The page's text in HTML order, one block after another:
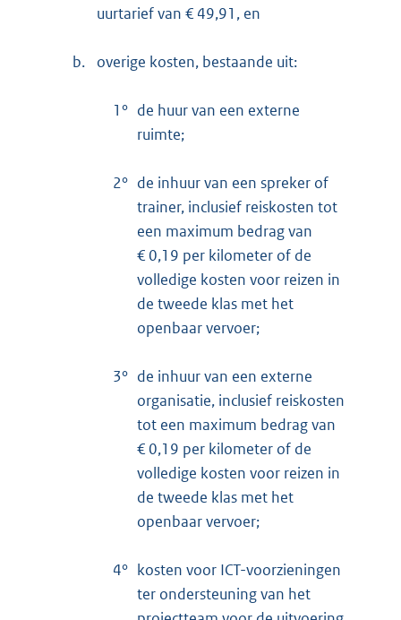
uurtarief van € 49,91, en
b. overige kosten, bestaande uit:
1° de huur van een externe
ruimte;
2° de inhuur van een spreker of
trainer, inclusief reiskosten tot
een maximum bedrag van
€ 0,19 per kilometer of de
volledige kosten voor reizen in
de tweede klas met het
openbaar vervoer;
3° de inhuur van een externe
organisatie, inclusief reiskosten
tot een maximum bedrag van
€ 0,19 per kilometer of de
volledige kosten voor reizen in
de tweede klas met het
openbaar vervoer;
4° kosten voor ICT-voorzieningen
ter ondersteuning van het